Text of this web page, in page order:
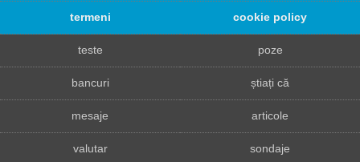
termeni cookie policy
teste poze
bancuri știați că
mesaje articole
valutar sondaje